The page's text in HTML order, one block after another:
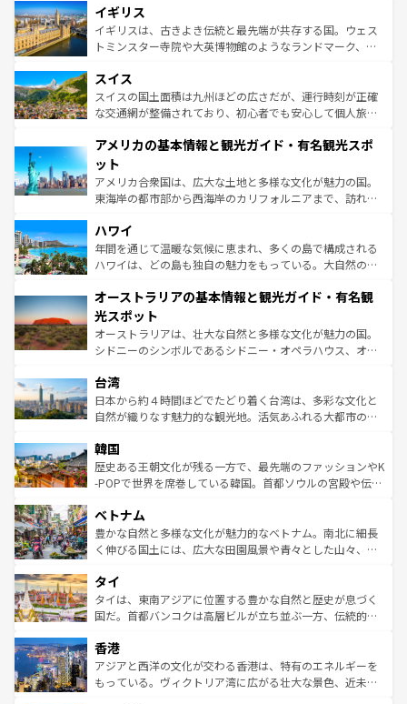
香り高いラベンダー畑など、多彩な楽しみ方が可能だ。さ
らに、パリ以外の地域にも魅力が溢れており、どの街角に
も豊かな歴史と文化が息づいている。パリ以外の個性あふ
を参照してほしい。
顔を持つこの国は、どこを歩いても飽きることがない。ベ
ルリンの文化的活気、バイエルン州のアルプスの絶景、そ
してライン川沿いのワイン畑といった風景は必見。ビール
は、お酒好きな人にはぜひ体験してほしい。 なお、新着の
ドイツ情報はコンテンツ一覧を参照してほしい。
イギリス
イギリスは、古きよき伝統と最先端が共存する国。ウェス
トミンスター寺院や大英博物館のようなランドマーク、歴
リアごとに異なる魅力がある。また、優雅なアフタヌーン
ティー、ビール好きにはたまらない英国パブ、サッカー観
戦など、本場だからこそできる体験も豊富。イギリスを旅
ンツ一覧を参照してほしい。
スイス
スイスの国土面積は九州ほどの広さだが、運行時刻が正確
な交通網が整備されており、初心者でも安心して個人旅行
の建物がそのまま残る町や、スイスならではのユニークな
博物館もあり、アルプス観光だけでなく町歩きも満喫する
ことができる。国民の所得が高いため物価も高いが、旅行
者向けの交通パス提供のサービスもあり、うまく活用すれ
着のスイス情報は
アメリカの基本情報と観光ガイド・有名観光スポ
ット
アメリカ合衆国は、広大な土地と多様な文化が魅力の国。
東海岸の都市部から西海岸のカリフォルニアまで、訪れる
のような巨大都市は、観光、ショッピング、エンターテイ
ンメントが詰まった刺激的なスポットだ。一方、アメリカ
西部には大自然が広がり、グランドキャニオンやイエロー
部のニューオーリンズでは、音楽と美食が融合した独特の
文化が魅力。旅行者はアメリカの各地域で異なる魅力を楽
しみながら、その多様性と豊かな歴史を感じることができ
るだろう。車でのロードトリップや列車の旅も、アメリカ
情報は
ハワイ
年間を通じて温暖な気候に恵まれ、多くの島で構成される
ハワイは、どの島も独自の魅力をもっている。大自然の神
ワイ島は見逃せない。また、定番の観光地といえばオアフ
島だが、静かな自然を求めるならマウイ島やカウアイ島が
おすすめ。エメラルドグリーンに輝く海をはじめ、豊かな
文化や歴史が息づいている。「アロハスピリット」と呼ば
人々、おいしいローカルフードやハワイアンミュージッ
ク、伝統的なフラダンスなど、すべてがハワイの魅力を彩
っている。訪れるたびに新しい発見と感動が待っているハ
はコンテンツ一覧
オーストラリアの基本情報と観光ガイド・有名観
光スポット
オーストラリアは、壮大な自然と多様な文化が魅力の国。
シドニーのシンボルであるシドニー・オペラハウス、オー
リアリーフや大陸中央部にそびえるウルル（エアーズロッ
ク）、タスマニアの美しい原生林やケアンズの熱帯雨林な
ど、見どころがたくさん。また、カフェやワイン、オージ
いる。アクティビティも充実しており、サーフィンやダイ
ビング、ハイキングなど、アウトドア好きにはたまらな
い。オーストラリアの多彩な魅力を存分に味わいつくそ
参照してほしい。
台湾
日本から約４時間ほどでたどり着く台湾は、多彩な文化と
自然が織りなす魅力的な観光地。活気あふれる大都市の台
ン）、静ひつな山岳地帯である台湾東部など、都市の喧騒
と山間の静けさが共存しており、訪れる人に新しい発見と
驚きをもたらしてくれる。また、奥深い台湾の食文化も魅
容にもいいと評判のスイーツなど、バラエティ豊かな料理
が味わえる。 なお、新着の台湾情報は コンテンツ一覧を参
照してほしい。
韓国
歴史ある王朝文化が残る一方で、最先端のファッションやK
-POPで世界を席巻している韓国。首都ソウルの宮殿や伝統
き、地方に足を延ばせば四季折々の自然美を楽しむことが
できる。そして、キムチや焼肉、絶品のストリートフード
まで、さまざまな韓国料理が待っている。夜には、韓国な
リティに包まれながら、韓国の多彩な魅力を心ゆくまで味
わってみてほしい。 なお、新着の韓国情報はコンテンツ一
覧を参照してほしい。
ベトナム
豊かな自然と多様な文化が魅力的なベトナム。南北に細長
く伸びる国土には、広大な田園風景や青々とした山々、世
急速な発展と共に伝統が息づく。ハノイの古い町並みやホ
ーチミン市のフランス統治時代の建物も、独特の雰囲気を
醸し出している。また、バラエティの豊かさとおいしさで
とつ。フォーやバインミー、ベトナムコーヒーなどは、ぜ
ひ現地で味わいたい。どの地域を訪れてもあたたかい人々
が旅行者を迎えてくれるので、きっと忘れられない旅にな
タイ
タイは、東南アジアに位置する豊かな自然と歴史が息づく
国だ。首都バンコクは高層ビルが立ち並ぶ一方、伝統的な
の活気が交差している。北部ではチェンマイなどの山岳地
帯で自然と触れ合い、南部ではプーケットやクラビの美し
いビーチでリゾート気分を楽しむことができる。タイ料理
香港
アジアと西洋の文化が交わる香港は、特有のエネルギーを
もっている。ヴィクトリア湾に広がる壮大な景色、近未来